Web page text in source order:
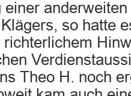
einer
so hatte
Theo H. noch